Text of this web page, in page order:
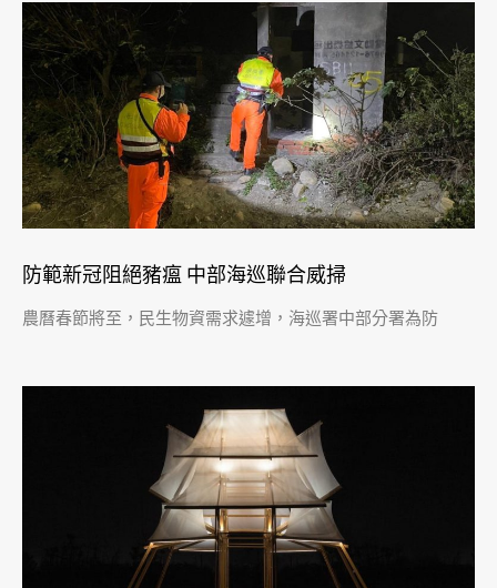
防範新冠阻絕豬瘟 中部海巡聯合威掃
農曆春節將至，民生物資需求遽增，海巡署中部分署為防